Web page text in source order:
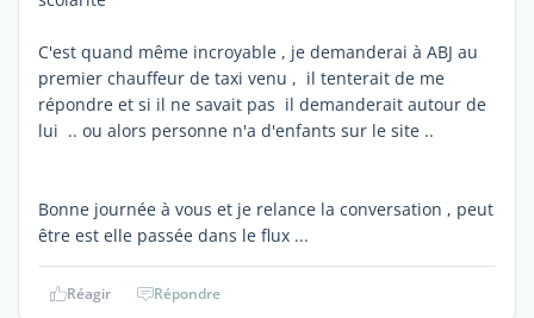
C'est quand même incroyable , je demanderai à ABJ au
premier chauffeur de taxi venu , il tenterait de me
répondre et si il ne savait pas il demanderait autour de
lui .. ou alors personne n'a d'enfants sur le site ..
Bonne journée à vous et je relance la conversation , peut
être est elle passée dans le flux ...
Réagir Répondre